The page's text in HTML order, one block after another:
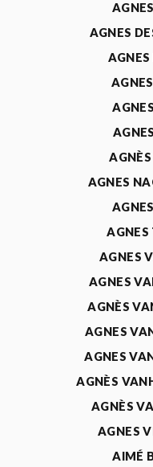
AGNES
AGNES
AGNES
AGNES
AGNES
AGNES
AGNÈS
AGNES
AGNES
AGNÈS
AGNÈS
AGNES
AIMÉ